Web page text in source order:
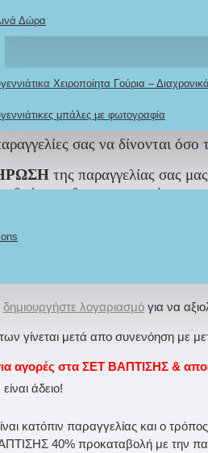
Δώρα
Χειροποίητα Γούρια –
μπάλες με φωτογραφία
άδειο!
γι αυτό
Ο χρόνος
σας να δίνονται όσο
της παραγγελίας σας
και θα επικοινωνήσουμε
θέμα σχεδίασης του
έτσι
δημιουργήστε λογαριασμό για να
γίνεται μετά απο συνενόηση με
αγορές στα ΣΕΤ ΒΑΠΤΙΣΗΣ &
κατόπιν παραγγελίας και ο
40% προκαταβολή με την